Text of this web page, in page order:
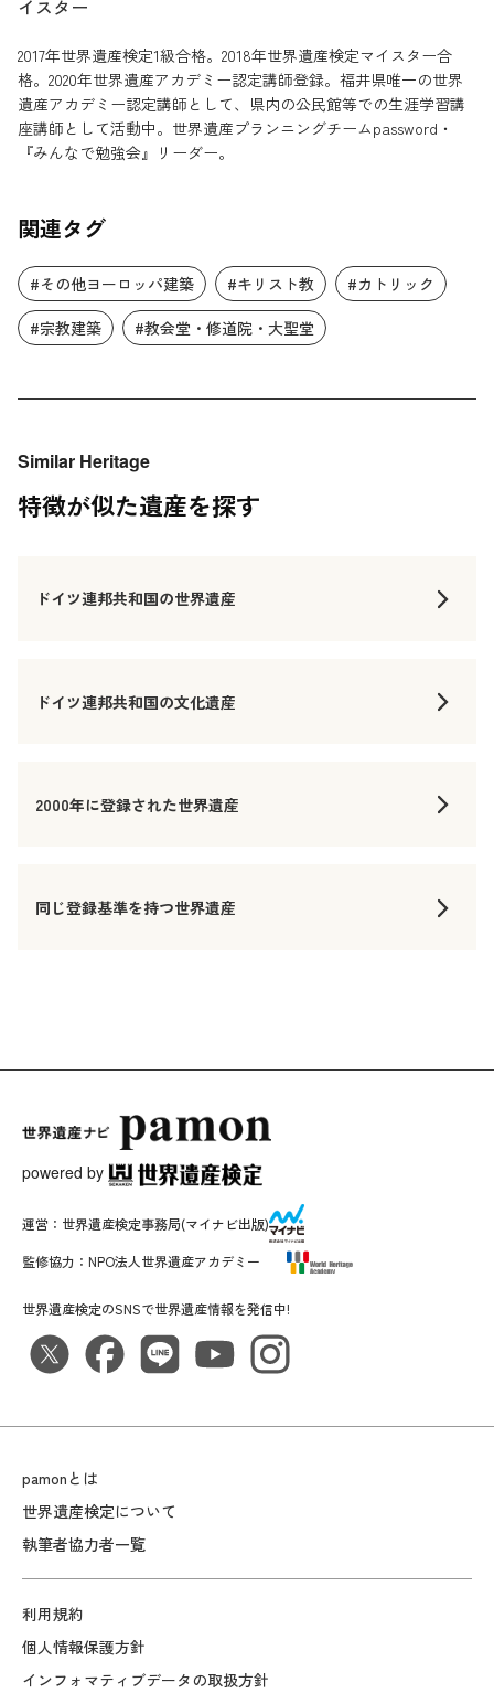
イスター
2017年世界遺産検定1級合格。2018年世界遺産検定マイスター合
格。2020年世界遺産アカデミー認定講師登録。福井県唯一の世界
遺産アカデミー認定講師として、県内の公民館等での生涯学習講
座講師として活動中。世界遺産プランニングチームpassword・
『みんなで勉強会』リーダー。
関連タグ
#その他ヨーロッパ建築 #キリスト教
#カトリック
#宗教建築
#教会堂・修道院・大聖堂
Similar Heritage
特徴が似た遺産を探す
ドイツ連邦共和国の世界遺産
ドイツ連邦共和国の文化遺産
2000年に登録された世界遺産
同じ登録基準を持つ世界遺産
powered by
pamonとは
世界遺産検定について
執筆者協力者一覧
利用規約
個人情報保護方針
インフォマティブデータの取扱方針
世界遺産検定のSNSで世界遺産情報を発信中!
運営： 世界遺産検定事務局(マイナビ出版)
監修協力： NPO法人世界遺産アカデミー